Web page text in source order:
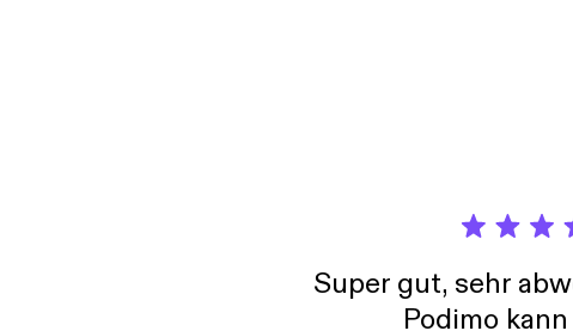
Super gut, sehr
Podimo